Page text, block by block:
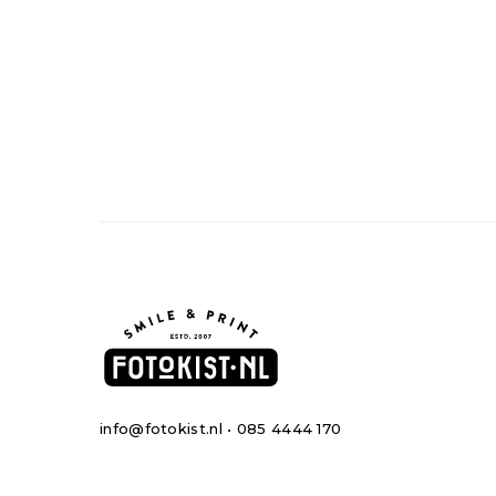
info@fotokist.nl • 085 4444 170